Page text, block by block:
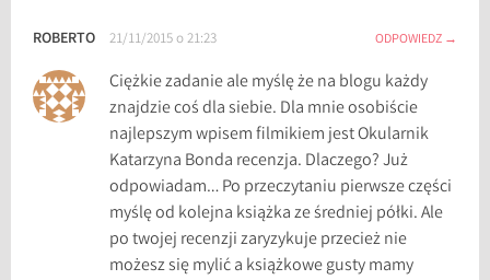
ROBERTO 21/11/2015 o 21:23 ODPOWIEDZ
Ciężkie zadanie ale myślę że na blogu każdy
znajdzie coś dla siebie. Dla mnie osobiście
najlepszym wpisem filmikiem jest Okularnik
Katarzyna Bonda recenzja. Dlaczego? Już
odpowiadam… Po przeczytaniu pierwsze części
myślę od kolejna książka ze średniej półki. Ale
po twojej recenzji zaryzykuje przecież nie
możesz się mylić a książkowe gusty mamy